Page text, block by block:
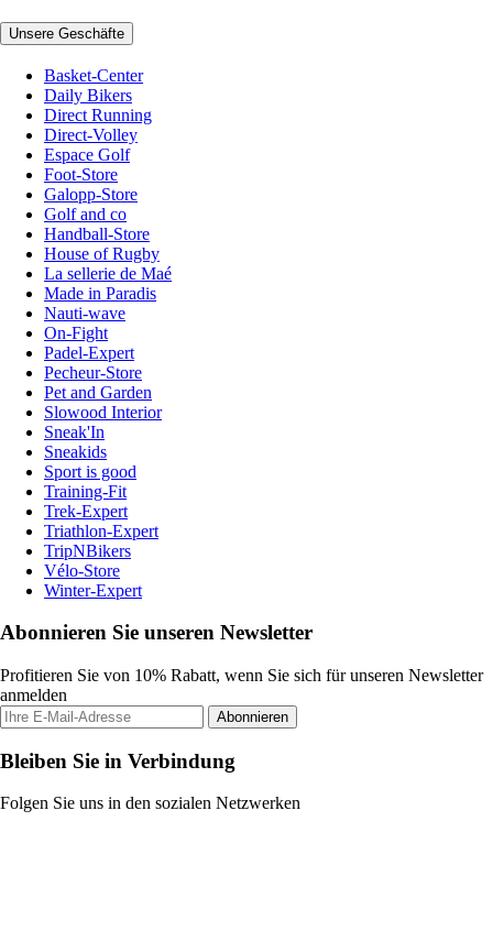
Unsere Geschäfte
Basket-Center
Daily Bikers
Direct Running
Direct-Volley
Espace Golf
Foot-Store
Galopp-Store
Golf and co
Handball-Store
House of Rugby
La sellerie de Maé
Made in Paradis
Nauti-wave
On-Fight
Padel-Expert
Pecheur-Store
Pet and Garden
Slowood Interior
Sneak'In
Sneakids
Sport is good
Training-Fit
Trek-Expert
Triathlon-Expert
TripNBikers
Vélo-Store
Winter-Expert
Abonnieren Sie unseren Newsletter
Profitieren Sie von 10% Rabatt, wenn Sie sich für unseren Newsletter
anmelden
Abonnieren
Bleiben Sie in Verbindung
Folgen Sie uns in den sozialen Netzwerken